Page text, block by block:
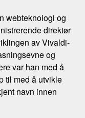
webteknologi og
direktør
av Vivaldi-
og
var han med å
til med å utvikle
navn innen